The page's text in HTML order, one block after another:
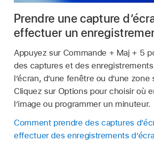
Prendre une capture
effectuer un
Appuyez sur Commande + Maj + 5
des captures et des
l’écran, d’une fenêtre ou d’une
Cliquez sur Options pour choisir où
l’image ou programmer un minuteur.
Comment prendre des captures
effectuer des enregistrements